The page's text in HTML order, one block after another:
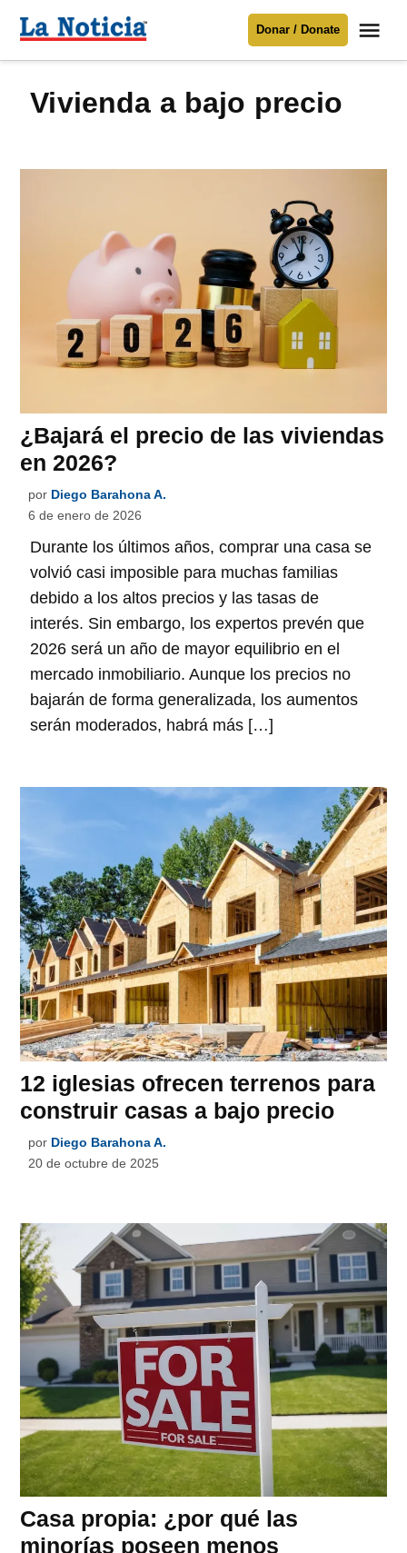
Para mantenerte informado necesitamostu apoyo
contenido
Noticia
Donar / Donate
vivienda a bajo precio
¿Bajará el precio de las viviendas
en 2026?
por Diego Barahona A.
6 de enero de 2026
Durante los últimos años, comprar una casa se
volvió casi imposible para muchas familias
debido a los altos precios y las tasas de
interés. Sin embargo, los expertos prevén que
2026 será un año de mayor equilibrio en el
mercado inmobiliario. Aunque los precios no
bajarán de forma generalizada, los aumentos
serán moderados, habrá más […]
12 iglesias ofrecen terrenos para
construir casas a bajo precio
por Diego Barahona A.
20 de octubre de 2025
Casa propia: ¿por qué las
minorías poseen menos